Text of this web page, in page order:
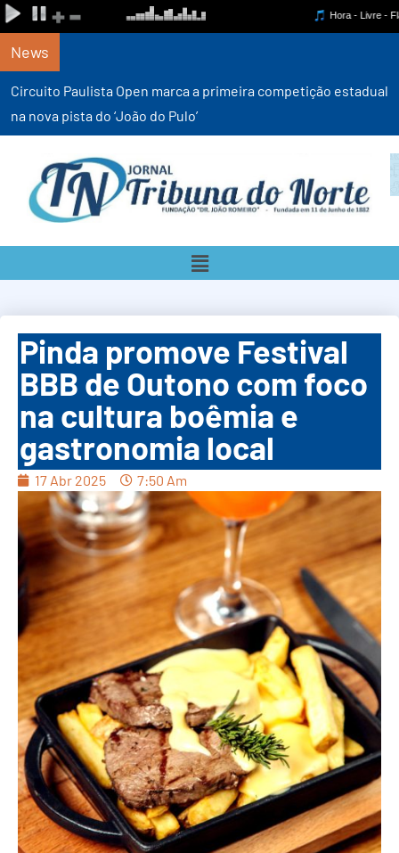
News
Circuito Paulista Open marca a primeira competição estadual
na nova pista do ‘João do Pulo’
Pinda promove Festival
BBB de Outono com foco
na cultura boêmia e
gastronomia local
17 Abr 2025 7:50 Am